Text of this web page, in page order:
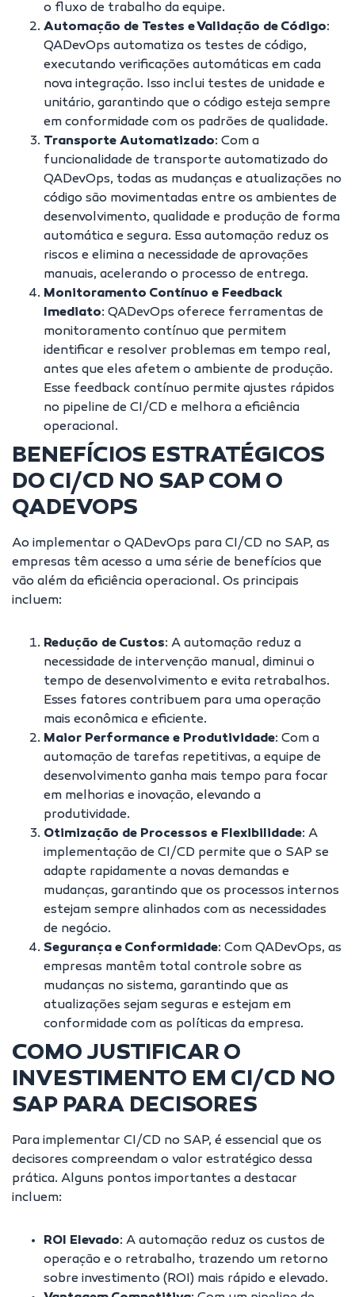
o fluxo de trabalho da equipe.
Automação de Testes e Validação de Código:
QADevOps automatiza os testes de código,
executando verificações automáticas em cada
nova integração. Isso inclui testes de unidade e
unitário, garantindo que o código esteja sempre
em conformidade com os padrões de qualidade.
Transporte Automatizado: Com a
funcionalidade de transporte automatizado do
QADevOps, todas as mudanças e atualizações no
código são movimentadas entre os ambientes de
desenvolvimento, qualidade e produção de forma
automática e segura. Essa automação reduz os
riscos e elimina a necessidade de aprovações
manuais, acelerando o processo de entrega.
Monitoramento Contínuo e Feedback
Imediato: QADevOps oferece ferramentas de
monitoramento contínuo que permitem
identificar e resolver problemas em tempo real,
antes que eles afetem o ambiente de produção.
Esse feedback contínuo permite ajustes rápidos
no pipeline de CI/CD e melhora a eficiência
operacional.
BENEFÍCIOS ESTRATÉGICOS
DO CI/CD NO SAP COM O
QADEVOPS
Ao implementar o QADevOps para CI/CD no SAP, as
empresas têm acesso a uma série de benefícios que
vão além da eficiência operacional. Os principais
incluem:
Redução de Custos: A automação reduz a
necessidade de intervenção manual, diminui o
tempo de desenvolvimento e evita retrabalhos.
Esses fatores contribuem para uma operação
mais econômica e eficiente.
Maior Performance e Produtividade: Com a
automação de tarefas repetitivas, a equipe de
desenvolvimento ganha mais tempo para focar
em melhorias e inovação, elevando a
produtividade.
Otimização de Processos e Flexibilidade: A
implementação de CI/CD permite que o SAP se
adapte rapidamente a novas demandas e
mudanças, garantindo que os processos internos
estejam sempre alinhados com as necessidades
de negócio.
Segurança e Conformidade: Com QADevOps, as
empresas mantêm total controle sobre as
mudanças no sistema, garantindo que as
atualizações sejam seguras e estejam em
conformidade com as políticas da empresa.
COMO JUSTIFICAR O
INVESTIMENTO EM CI/CD NO
SAP PARA DECISORES
Para implementar CI/CD no SAP, é essencial que os
decisores compreendam o valor estratégico dessa
prática. Alguns pontos importantes a destacar
incluem:
ROI Elevado: A automação reduz os custos de
operação e o retrabalho, trazendo um retorno
sobre investimento (ROI) mais rápido e elevado.